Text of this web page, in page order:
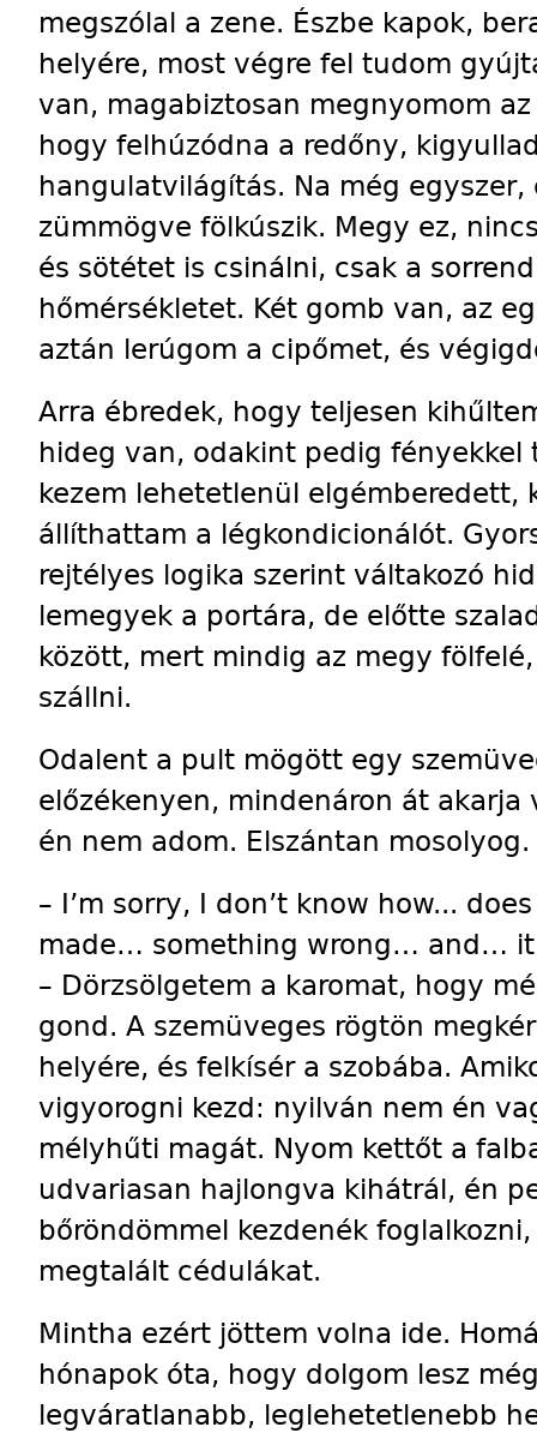
megszólal a zene. Észbe kapok,
helyére, most végre fel tudom
van, magabiztosan megnyomom
hogy felhúzódna a redőny,
hangulatvilágítás. Na még
zümmögve fölkúszik. Megy ez,
és sötétet is csinálni, csak a
hőmérsékletet. Két gomb van, az
aztán lerúgom a cipőmet, és
Arra ébredek, hogy teljesen
hideg van, odakint pedig
kezem lehetetlenül elgémberedett,
állíthattam a légkondicionálót.
rejtélyes logika szerint váltakozó
lemegyek a portára, de előtte
között, mert mindig az megy
szállni.
Odalent a pult mögött egy
előzékenyen, mindenáron át
én nem adom. Elszántan mosolyog.
– I’m sorry, I don’t know how...
made… something wrong… and…
– Dörzsölgetem a karomat, hogy
gond. A szemüveges rögtön
helyére, és felkísér a szobába.
vigyorogni kezd: nyilván nem én
mélyhűti magát. Nyom kettőt a
udvariasan hajlongva kihátrál, én
bőröndömmel kezdenék
megtalált cédulákat.
Mintha ezért jöttem volna ide.
hónapok óta, hogy dolgom lesz
legváratlanabb, leglehetetlenebb